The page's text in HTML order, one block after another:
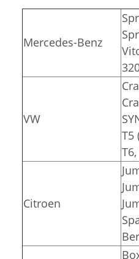
Mercedes-Benz
VW
T5
Citroen